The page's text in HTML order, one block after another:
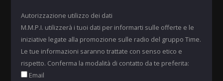
Autorizzazione utilizzo dei dati
M.M.P.I. utilizzerà i tuoi dati per informarti sulle offerte e le
iniziative legate alla promozione sulle radio del gruppo Time.
Le tue informazioni saranno trattate con senso etico e
rispetto. Conferma la modalità di contatto da te preferita:
Email